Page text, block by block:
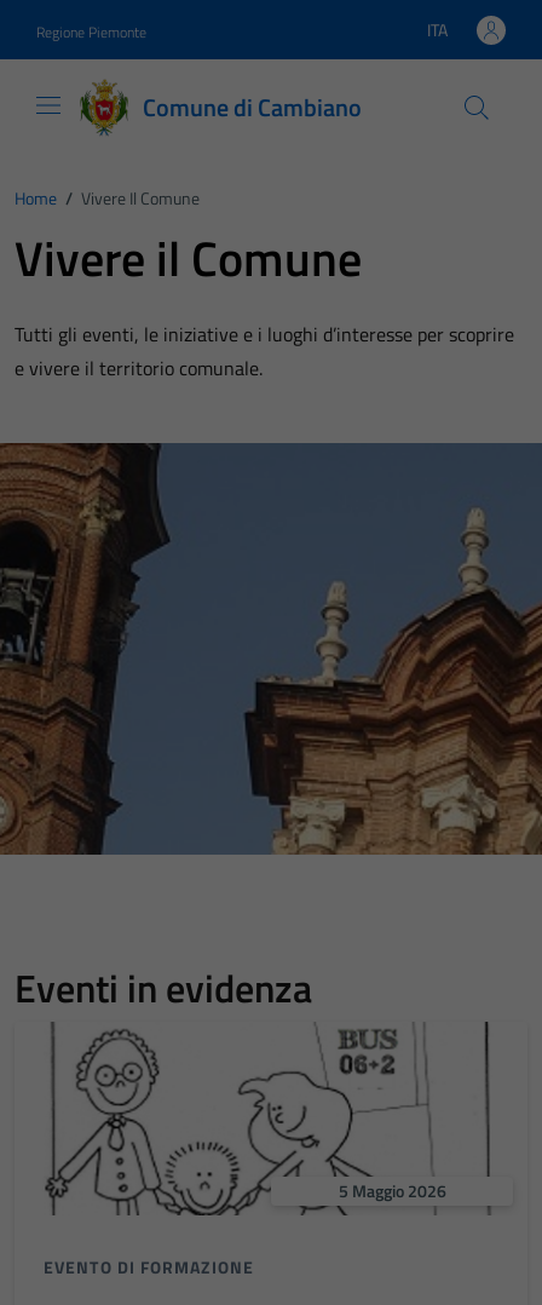
Regione Piemonte Lingua attiva:
ITA
Comune di Cambiano
Home / Vivere Il Comune
Vivere il Comune
Tutti gli eventi, le iniziative e i luoghi d’interesse per scoprire
e vivere il territorio comunale.
Eventi in evidenza
5 Maggio 2026
EVENTO DI FORMAZIONE